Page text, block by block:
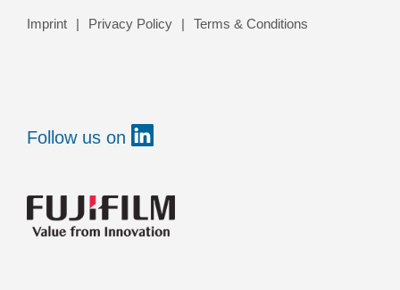
Imprint Privacy Policy Terms & Conditions
Follow us on